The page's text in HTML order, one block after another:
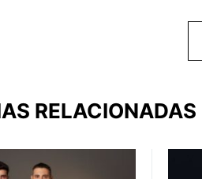
RELACIONADAS